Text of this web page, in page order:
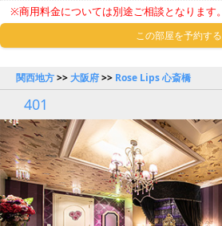
※商用料金については別途ご相談となります。
この部屋を予約する
関西地方>>大阪府>> Rose Lips 心斎橋
401